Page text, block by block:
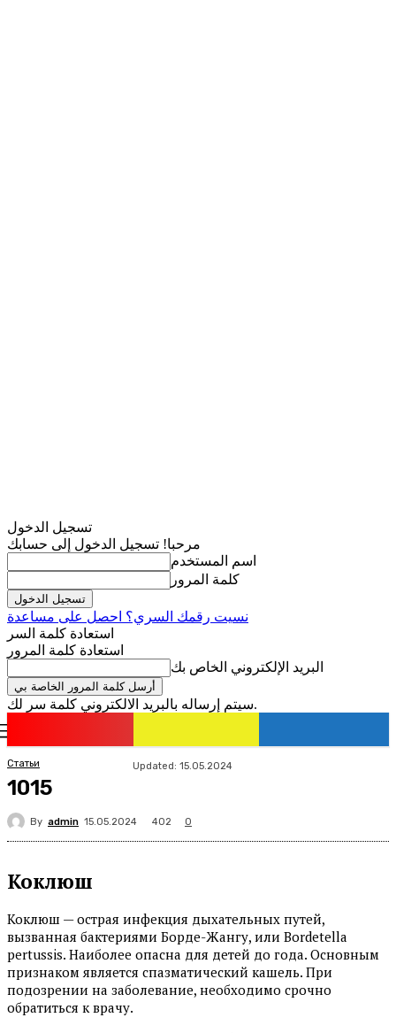
تسجيل الدخول
مرحبا! تسجيل الدخول إلى حسابك
اسم المستخدم
كلمة المرور
نسيت رقمك السري؟ احصل على مساعدة
استعادة كلمة السر
استعادة كلمة المرور
البريد الإلكتروني الخاص بك
سيتم إرساله بالبريد الالكتروني كلمة سر لك.
Статьи Updated: 15.05.2024
1015
By admin 15.05.2024 402 0
Коклюш
Коклюш — острая инфекция дыхательных путей,
вызванная бактериями Борде-Жангу, или Bordetella
pertussis. Наиболее опасна для детей до года. Основным
признаком является спазматический кашель. При
подозрении на заболевание, необходимо срочно
обратиться к врачу.